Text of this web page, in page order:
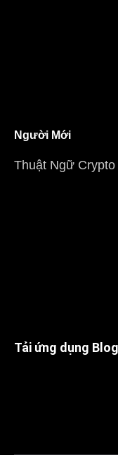
Người Mới
Thuật Ngữ Crypto
Tải ứng dụng